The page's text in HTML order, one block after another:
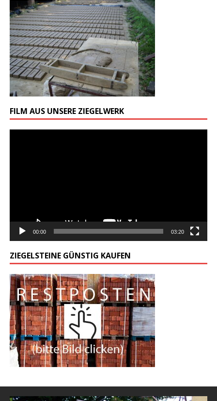
FILM AUS UNSERE ZIEGELWERK
00:00 03:20
ZIEGELSTEINE GÜNSTIG KAUFEN